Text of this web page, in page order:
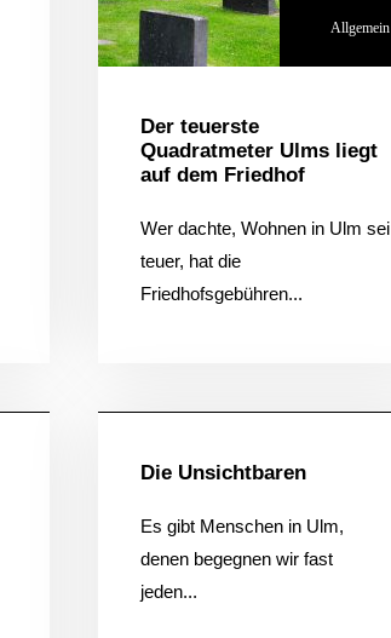
Allgemein
Der teuerste
Quadratmeter Ulms liegt
auf dem Friedhof
Wer dachte, Wohnen in Ulm sei
teuer, hat die
Friedhofsgebühren...
Die Unsichtbaren
Es gibt Menschen in Ulm,
denen begegnen wir fast
jeden...